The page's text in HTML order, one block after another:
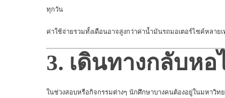
ทุกวัน
ค่าใช้จ่ายรวมทั้งเดือนอาจสูงกว่าค่าน้ำมันรถมอเตอร์ไซค์หลายเ
3. เดินทางกลับหอ
ในช่วงสอบหรือกิจกรรมต่างๆ นักศึกษาบางคนต้องอยู่ในมหาวิท